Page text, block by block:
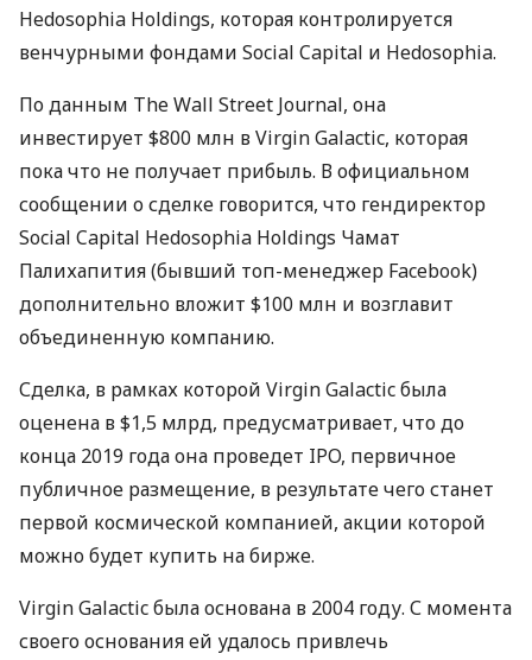
Hedosophia Holdings, которая контролируется
венчурными фондами Social Capital и Hedosophia.
По данным The Wall Street Journal, она
инвестирует $800 млн в Virgin Galactic, которая
пока что не получает прибыль. В официальном
сообщении о сделке говорится, что гендиректор
Social Capital Hedosophia Holdings Чамат
Палихапития (бывший топ-менеджер Facebook)
дополнительно вложит $100 млн и возглавит
объединенную компанию.
Сделка, в рамках которой Virgin Galactic была
оценена в $1,5 млрд, предусматривает, что до
конца 2019 года она проведет IPO, первичное
публичное размещение, в результате чего станет
первой космической компанией, акции которой
можно будет купить на бирже.
Virgin Galactic была основана в 2004 году. С момента
своего основания ей удалось привлечь